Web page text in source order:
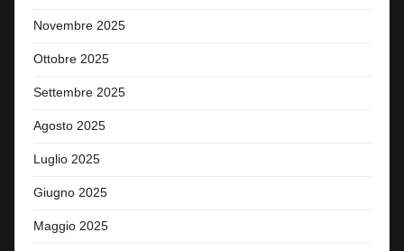
Novembre 2025
Ottobre 2025
Settembre 2025
Agosto 2025
Luglio 2025
Giugno 2025
Maggio 2025